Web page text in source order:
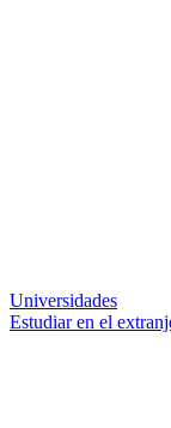
Universidades
Estudiar en el